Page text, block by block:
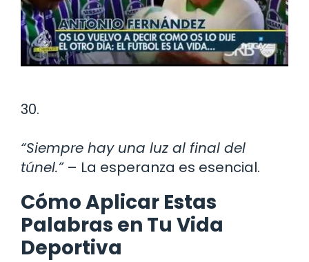
30.
“Siempre hay una luz al final del
túnel.”– La esperanza es esencial.
Cómo Aplicar Estas
Palabras en Tu Vida
Deportiva